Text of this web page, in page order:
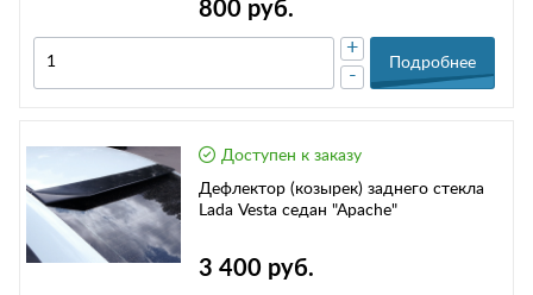
800 руб.
-
+
Подробнее
Доступен к заказу
Дефлектор (козырек) заднего стекла
Lada Vesta седан "Apache"
3 400 руб.